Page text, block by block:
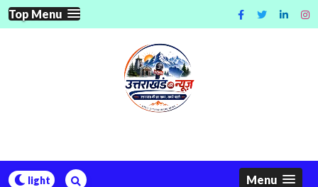
Skip
to
Top Menu
Menu